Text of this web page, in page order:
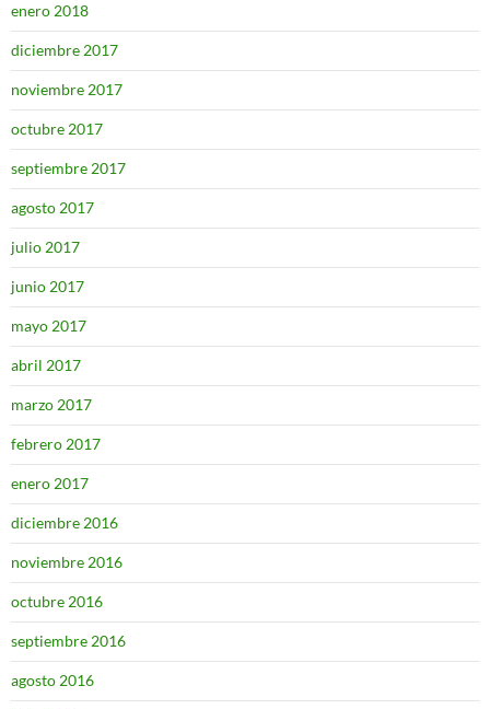
enero 2018
diciembre 2017
noviembre 2017
octubre 2017
septiembre 2017
agosto 2017
julio 2017
junio 2017
mayo 2017
abril 2017
marzo 2017
febrero 2017
enero 2017
diciembre 2016
noviembre 2016
octubre 2016
septiembre 2016
agosto 2016